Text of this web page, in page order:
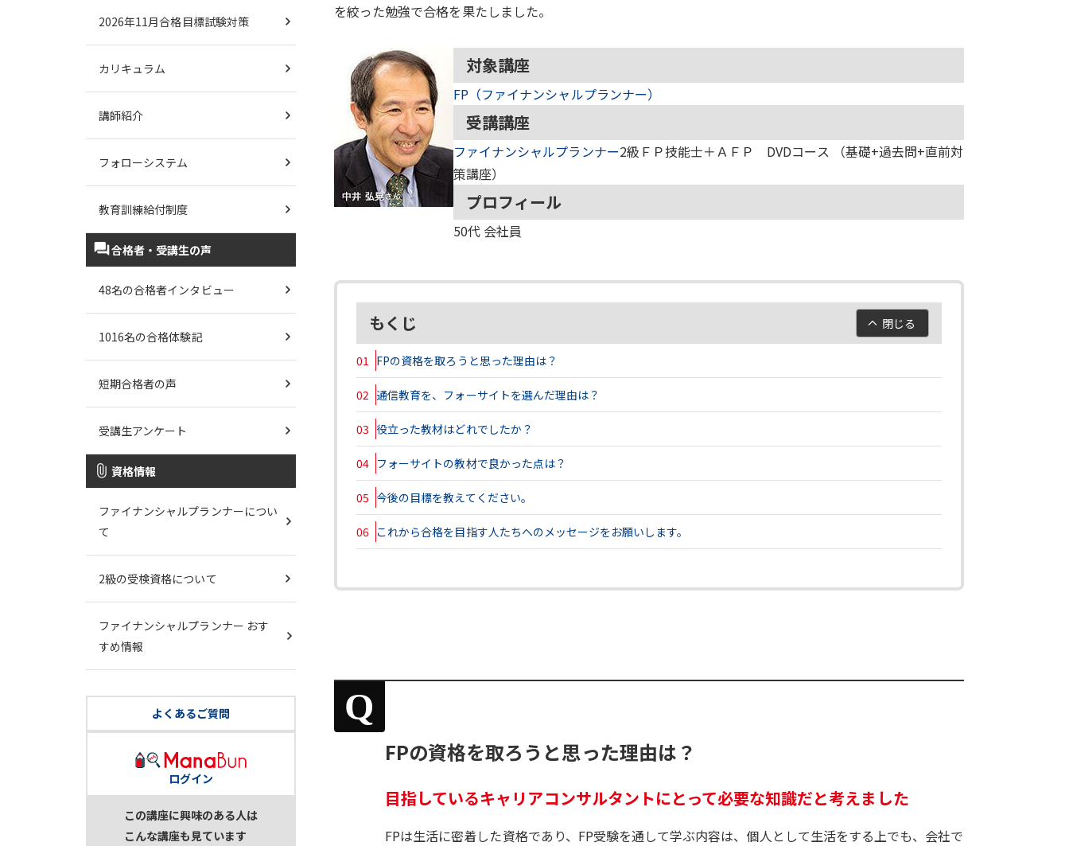
を絞った勉強で合格を果たしました。
対象講座
FP（ファイナンシャルプランナー）
受講講座
ファイナンシャルプランナー2級ＦＰ技能士＋ＡＦＰ DVDコース （基礎+過去問+直前対
策講座）
プロフィール
50代 会社員
もくじ 閉じる
01 FPの資格を取ろうと思った理由は？
02 通信教育を、フォーサイトを選んだ理由は？
03 役立った教材はどれでしたか？
04 フォーサイトの教材で良かった点は？
05 今後の目標を教えてください。
06 これから合格を目指す人たちへのメッセージをお願いします。
Q
FPの資格を取ろうと思った理由は？
目指しているキャリアコンサルタントにとって必要な知識だと考えました
FPは生活に密着した資格であり、FP受験を通して学ぶ内容は、個人として生活をする上でも、会社で
2026年11月合格目標試験対策
カリキュラム
講師紹介
フォローシステム
教育訓練給付制度
合格者・受講生の声
48名の合格者インタビュー
1016名の合格体験記
短期合格者の声
受講生アンケート
資格情報
ファイナンシャルプランナーについ
て
2級の受検資格について
ファイナンシャルプランナー おす
すめ情報
よくあるご質問
ログイン
この講座に興味のある人は
こんな講座も見ています